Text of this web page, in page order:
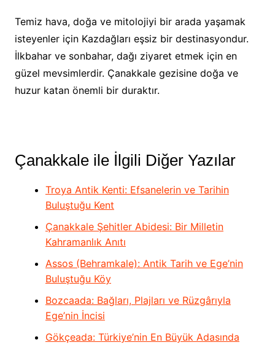
Temiz hava, doğa ve mitolojiyi bir arada yaşamak
isteyenler için Kazdağları eşsiz bir destinasyondur.
İlkbahar ve sonbahar, dağı ziyaret etmek için en
güzel mevsimlerdir. Çanakkale gezisine doğa ve
huzur katan önemli bir duraktır.
Çanakkale ile İlgili Diğer Yazılar
Troya Antik Kenti: Efsanelerin ve Tarihin
Buluştuğu Kent
Çanakkale Şehitler Abidesi: Bir Milletin
Kahramanlık Anıtı
Assos (Behramkale): Antik Tarih ve Ege’nin
Buluştuğu Köy
Bozcaada: Bağları, Plajları ve Rüzgârıyla
Ege’nin İncisi
Gökçeada: Türkiye’nin En Büyük Adasında